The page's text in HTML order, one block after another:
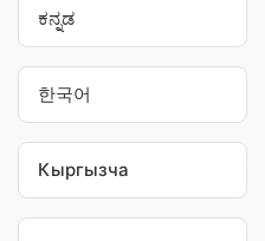
ಕನ್ನಡ
한국어
Кыргызча